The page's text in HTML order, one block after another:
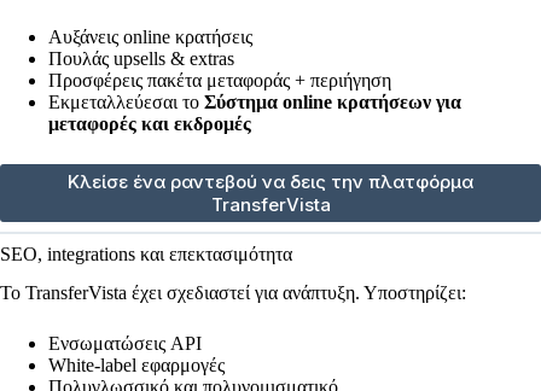
Αυξάνεις online κρατήσεις
Πουλάς upsells & extras
Προσφέρεις πακέτα μεταφοράς + περιήγηση
Εκμεταλλεύεσαι το Σύστημα online κρατήσεων για
μεταφορές και εκδρομές
Κλείσε ένα ραντεβού να δεις την πλατφόρμα
TransferVista
SEO, integrations και επεκτασιμότητα
Το TransferVista έχει σχεδιαστεί για ανάπτυξη. Υποστηρίζει:
Ενσωματώσεις API
White-label εφαρμογές